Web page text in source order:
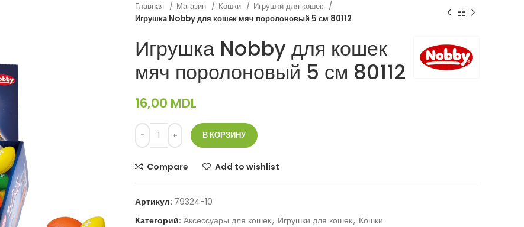
Главная Магазин Кошки
Игрушки для кошек
Игрушка Nobby для кошек мяч поролоновый 5 см 80112
Игрушка Nobby для кошек
мяч поролоновый 5 см 80112
16,00 MDL
В КОРЗИНУ
Compare Add to wishlist
Артикул: 79324-10
Категорий: Аксессуары для кошек, Игрушки для кошек, Кошки